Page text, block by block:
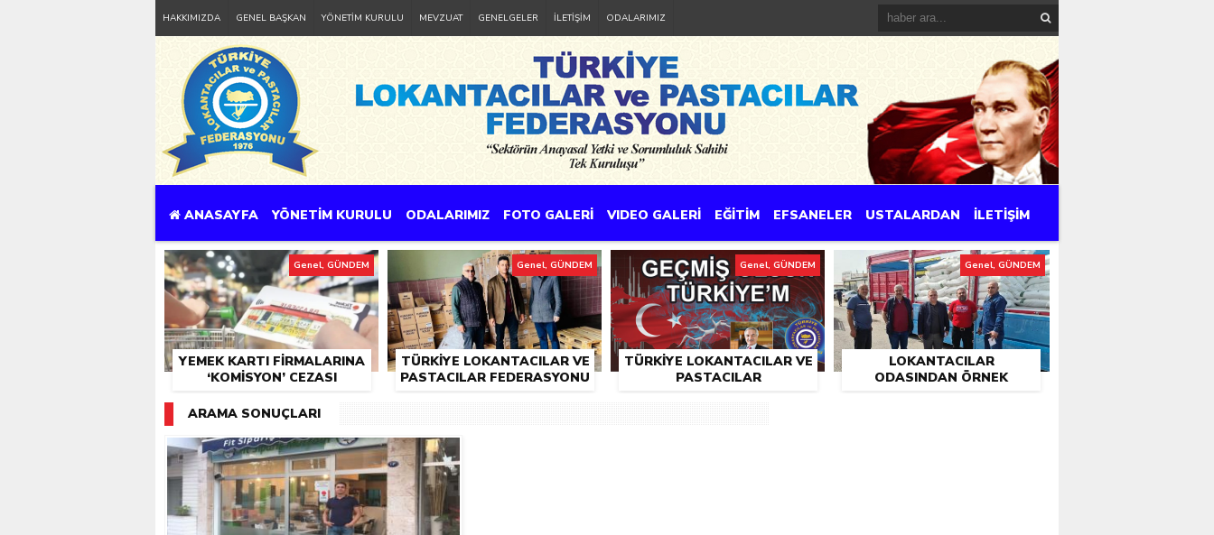
HAKKIMIZDA GENEL BAŞKAN YÖNETİM KURULU MEVZUAT GENELGELER İLETİŞİM ODALARIMIZ
ANASAYFA YÖNETİM KURULU ODALARIMIZ FOTO GALERİ VIDEO GALERİ EĞİTİM EFSANELER USTALARDAN İLETİŞİM
YEMEK KARTI FIRMALARINA
‘KOMISYON’ CEZASI
Genel, GÜNDEM
TÜRKIYE LOKANTACILAR VE
PASTACILAR FEDERASYONU
Genel, GÜNDEM
TÜRKIYE LOKANTACILAR VE
PASTACILAR
Genel, GÜNDEM
LOKANTACILAR
ODASINDAN ÖRNEK
Genel, GÜNDEM
ARAMA SONUÇLARI